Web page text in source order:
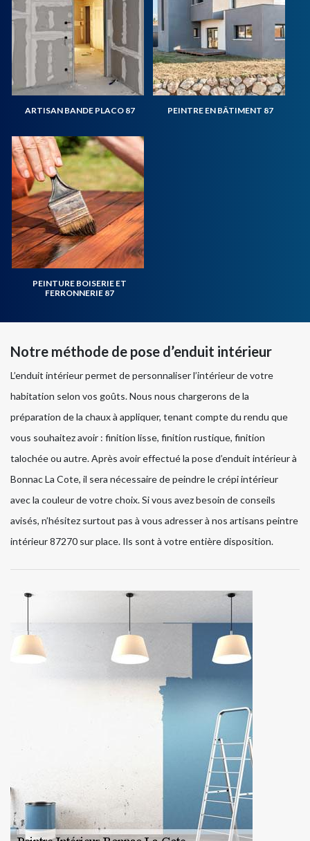
ARTISAN BANDE PLACO 87 PEINTRE EN BÂTIMENT 87
PEINTURE BOISERIE ET
FERRONNERIE 87
Notre méthode de pose d’enduit intérieur
L’enduit intérieur permet de personnaliser l’intérieur de votre
habitation selon vos goûts. Nous nous chargerons de la
préparation de la chaux à appliquer, tenant compte du rendu que
vous souhaitez avoir : finition lisse, finition rustique, finition
talochée ou autre. Après avoir effectué la pose d’enduit intérieur à
Bonnac La Cote, il sera nécessaire de peindre le crépi intérieur
avec la couleur de votre choix. Si vous avez besoin de conseils
avisés, n’hésitez surtout pas à vous adresser à nos artisans peintre
intérieur 87270 sur place. Ils sont à votre entière disposition.